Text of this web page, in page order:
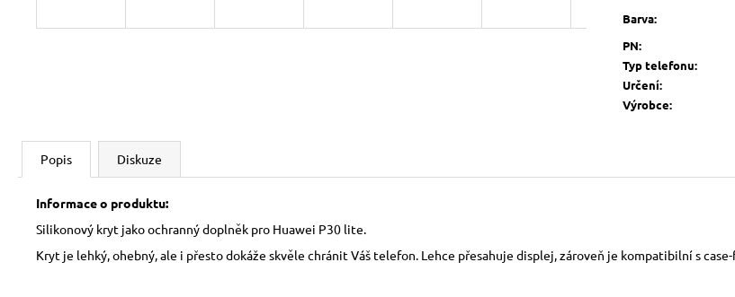
Barva:
PN:
Typ telefonu:
Určení:
Výrobce:
Popis Diskuze
Informace o produktu:
Silikonový kryt jako ochranný doplněk pro Huawei P30 lite.
Kryt je lehký, ohebný, ale i přesto dokáže skvěle chránit Váš telefon. Lehce přesahuje displej, zároveň je kompatibilní s